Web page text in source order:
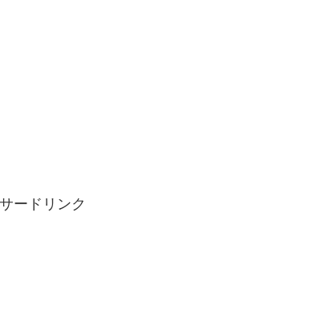
ードリンク